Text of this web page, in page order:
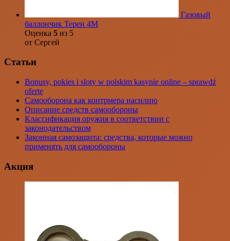
Газовый
баллончик Терен 4М
Оценка 5 из 5
от Сергей
Статьи
Bonusy, pokies i sloty w polskim kasynie online – sprawdź
ofertę
Самооборона как контрмера насилию
Описание средств самообороны
Классификация оружия в соответствии с
законодательством
Законная самозащита: средства, которые можно
применять для самообороны
Акция